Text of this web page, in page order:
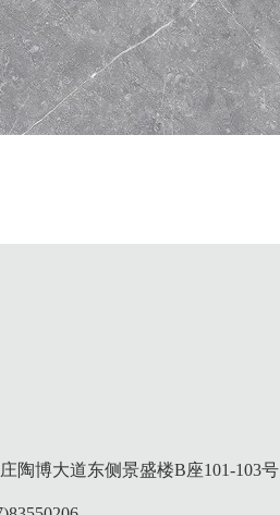
陶博大道东侧景盛楼B座101-103号